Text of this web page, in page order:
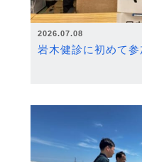
2026.07.08
岩木健診に初めて参